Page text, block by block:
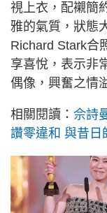
視上衣，配襯簡
雅的氣質，狀態
Richard Stark合
享喜悅，表示非
偶像，興奮之情
相關閱讀： 佘詩
讚零違和 與昔日